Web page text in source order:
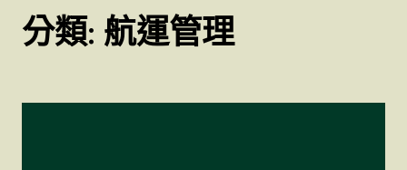
分類: 航運管理